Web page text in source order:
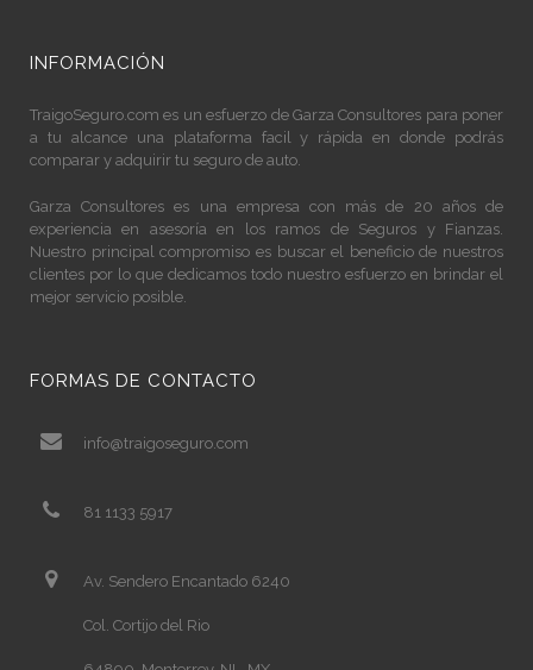
INFORMACIÓN
TraigoSeguro.com es un esfuerzo de Garza Consultores para poner
a tu alcance una plataforma facil y rápida en donde podrás
comparar y adquirir tu seguro de auto.
Garza Consultores es una empresa con más de 20 años de
experiencia en asesoría en los ramos de Seguros y Fianzas.
Nuestro principal compromiso es buscar el beneficio de nuestros
clientes por lo que dedicamos todo nuestro esfuerzo en brindar el
mejor servicio posible.
FORMAS DE CONTACTO
info@traigoseguro.com
81 1133 5917
Av. Sendero Encantado 6240
Col. Cortijo del Rio